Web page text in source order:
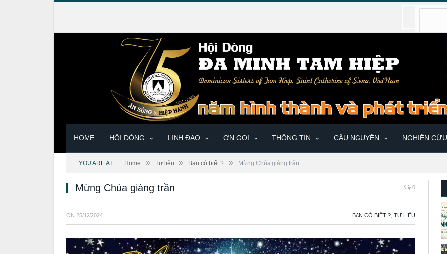
HOME HỘI DÒNG LINH ĐẠO ƠN GỌI THÔNG TIN CẦU NGUYỆN NGHIÊN CỨU
YOU ARE AT: Home » Tư liệu » Bạn có biết ? » Mừng Chúa giáng trần
Mừng Chúa giáng trần 0
ON 25/12/2024 BẠN CÓ BIẾT ? TƯ LIỆU